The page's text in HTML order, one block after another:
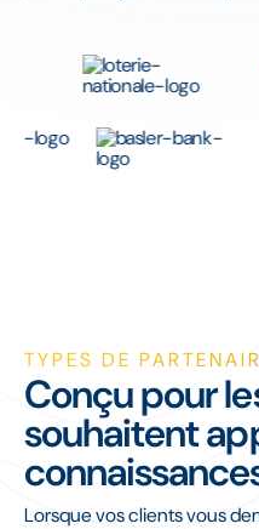
TYPES DE
Conçu pour
souhaitent
Lorsque vos clients vous